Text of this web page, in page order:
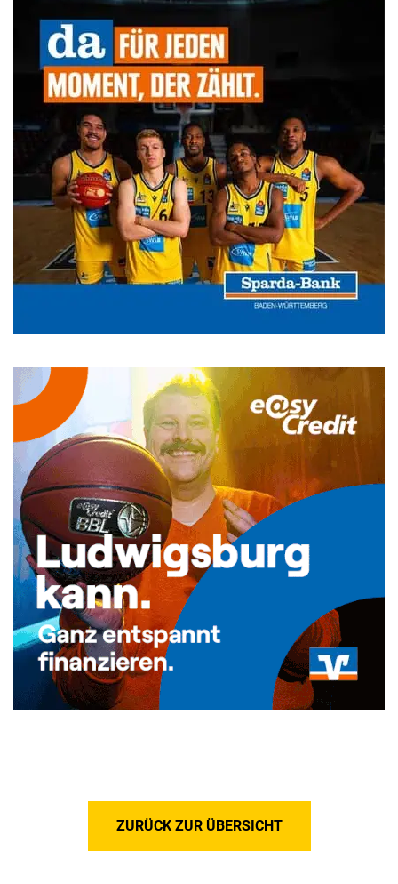
ZURÜCK ZUR ÜBERSICHT